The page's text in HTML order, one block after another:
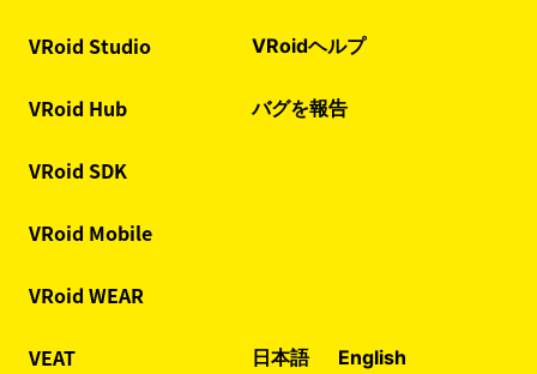
VRoid Studio
VRoid Hub
VRoid SDK
VRoid Mobile
VRoid WEAR
VEAT
VRoidヘルプ
バグを報告
日本語 English